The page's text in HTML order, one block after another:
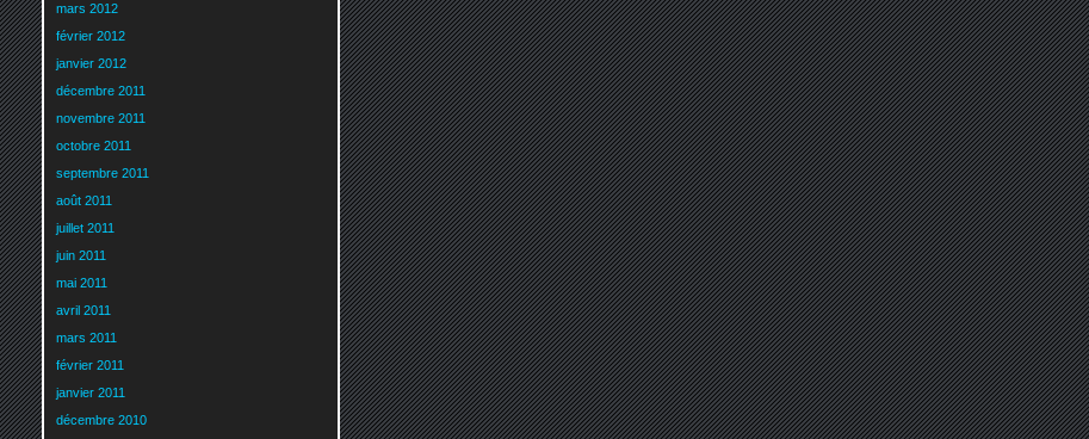
mars 2012
février 2012
janvier 2012
décembre 2011
novembre 2011
octobre 2011
septembre 2011
août 2011
juillet 2011
juin 2011
mai 2011
avril 2011
mars 2011
février 2011
janvier 2011
décembre 2010